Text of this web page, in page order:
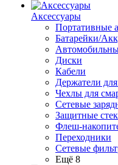
Аксессуары
Портативные
Батарейки/
Диски
Кабели
Держатели
Чехлы для
Сетевые
Защитные
Флеш-
Переходники
Сетевые
Ещё 8